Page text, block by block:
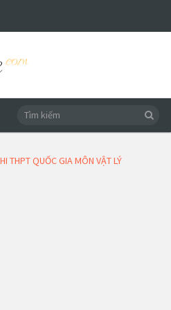
THPT QUỐC GIA MÔN VẬT LÝ